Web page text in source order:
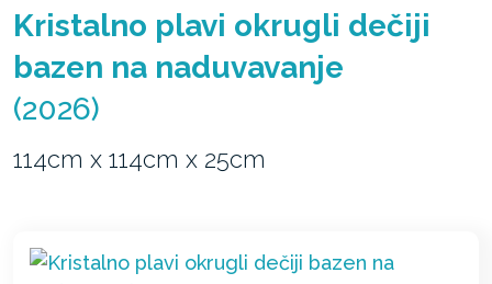
Kristalno plavi okrugli dečiji
bazen na naduvavanje
(2026)
114cm x 114cm x 25cm